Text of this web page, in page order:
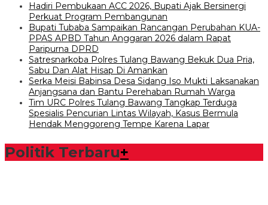
Hadiri Pembukaan ACC 2026, Bupati Ajak Bersinergi
Perkuat Program Pembangunan
Bupati Tubaba Sampaikan Rancangan Perubahan KUA-
PPAS APBD Tahun Anggaran 2026 dalam Rapat
Paripurna DPRD
Satresnarkoba Polres Tulang Bawang Bekuk Dua Pria,
Sabu Dan Alat Hisap Di Amankan
Serka Meisi Babinsa Desa Sidang Iso Mukti Laksanakan
Anjangsana dan Bantu Perehaban Rumah Warga
Tim URC Polres Tulang Bawang Tangkap Terduga
Spesialis Pencurian Lintas Wilayah, Kasus Bermula
Hendak Menggoreng Tempe Karena Lapar
Politik Terbaru+